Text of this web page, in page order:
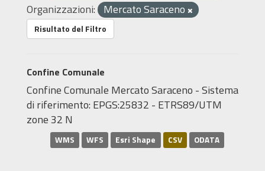
Organizzazioni: Mercato Saraceno
Risultato del Filtro
Confine Comunale
Confine Comunale Mercato Saraceno - Sistema
di riferimento: EPGS:25832 - ETRS89/UTM
zone 32 N
WMS WFS Esri Shape CSV ODATA